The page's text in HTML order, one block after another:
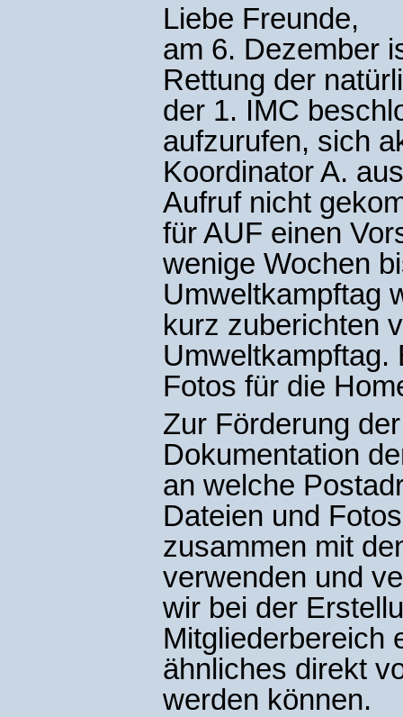
Liebe Freunde,
am 6. Dezember
Rettung der
der 1. IMC
aufzurufen, sich
Koordinator A.
Aufruf nicht
für AUF einen
wenige Wochen
Umweltkampftag
kurz zuberichten
Umweltkampftag.
Fotos für die
Zur Förderung
Dokumentation
an welche
Dateien und
zusammen mit
verwenden und
wir bei der
Mitgliederbereich
ähnliches direkt
werden können.